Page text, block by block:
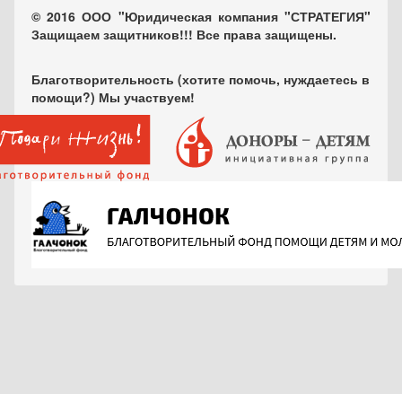
© 2016 ООО "Юридическая компания "СТРАТЕГИЯ"
Защищаем защитников!!! Все права защищены.
Благотворительность (хотите помочь, нуждаетесь в
помощи?) Мы участвуем!